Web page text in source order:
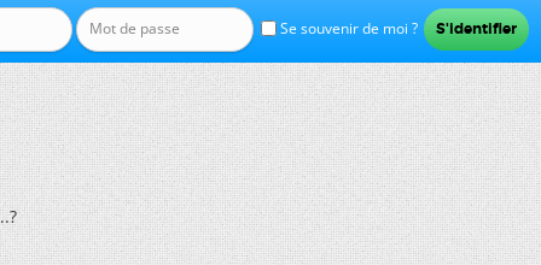
Se souvenir de moi ?